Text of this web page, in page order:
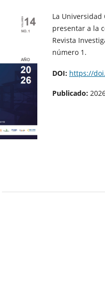
La Universidad
presentar a la
Revista
número 1.
DOI: https://
Publicado: